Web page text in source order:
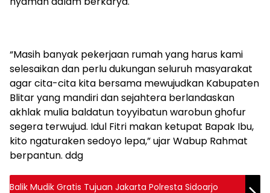
“Masih banyak pekerjaan rumah yang harus kami
selesaikan dan perlu dukungan seluruh masyarakat
agar cita-cita kita bersama mewujudkan Kabupaten
Blitar yang mandiri dan sejahtera berlandaskan
akhlak mulia baldatun toyyibatun warobun ghofur
segera terwujud. Idul Fitri makan ketupat Bapak Ibu,
kito ngaturaken sedoyo lepa,” ujar Wabup Rahmat
berpantun. ddg
Balik Mudik Gratis Tujuan Jakarta Polresta Sidoarjo